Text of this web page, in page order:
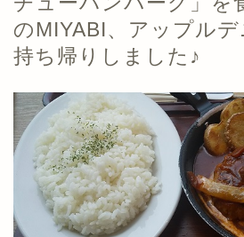
のMIYABI、アップル
持ち帰りしました♪